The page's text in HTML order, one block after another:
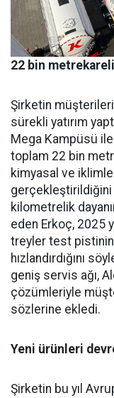
22 bin
Şirketin
sü­rekli yatırım
Mega Kampü­sü
toplam 22 bin
kimyasal ve
gerçekleştirildiğini
kilometrelik
eden Er­koç, 2025
treyler test
hızlandırdığını
geniş ser­vis ağı,
çözümleriyle
sözlerine ekledi.
Yeni ürünleri
Şirketin bu yıl